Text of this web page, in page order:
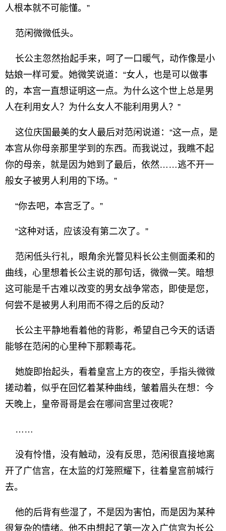
人根本就不可能懂。”
范闲微微低头。
长公主忽然抬起手来，呵了一口暖气，动作像是小
姑娘一样可爱。她微笑说道：“女人，也是可以做事
的，本宫一直想证明这一点。为什么这个世上总是男
人在利用女人？为什么女人不能利用男人？”
这位庆国最美的女人最后对范闲说道：“这一点，是
本宫从你母亲那里学到的东西。而我说过，我瞧不起
你的母亲，就是因为她到了最后，依然……逃不开一
般女子被男人利用的下场。”
“你去吧，本宫乏了。”
“这种对话，应该没有第二次了。”
范闲低头行礼，眼角余光瞥见料长公主侧面柔和的
曲线，心里想着长公主说的那句话，微微一笑。暗想
这可能是千古难以改变的男女战争常态，即使是您，
何尝不是被男人利用而不得之后的反动？
长公主平静地看着他的背影，希望自己今天的话语
能够在范闲的心里种下那颗毒花。
她旋即抬起头，看着皇宫上方的夜空，手指头微微
搓动着，似乎在回忆着某种曲线，皱着眉头在想：今
天晚上，皇帝哥哥是会在哪间宫里过夜呢？
……
没有怜惜，没有触动，没有反思，范闲很直接地离
开了广信宫，在太监的灯笼照耀下，往着皇宫前城行
去。
他的后背有些湿了，不是因为害怕，而是因为某种
很复杂的情绪。他不由想起了第一次入广信宫为长公